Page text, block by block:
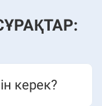
керек?​​​​